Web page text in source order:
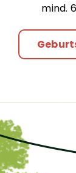
mind.